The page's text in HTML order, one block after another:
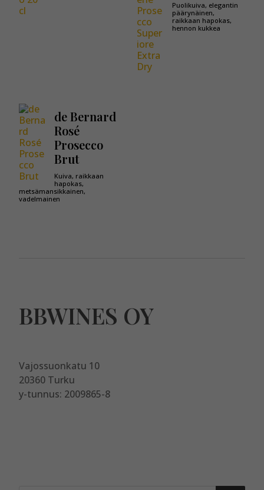
Puolikuiva, elegantin
päärynäinen,
raikkaan hapokas,
hennon kukkea
de Bernard
Rosé
Prosecco
Brut
Kuiva, raikkaan
hapokas,
metsämansikkainen,
vadelmainen
BBWINES OY
Vajossuonkatu 10
20360 Turku
y-tunnus: 2009865-8